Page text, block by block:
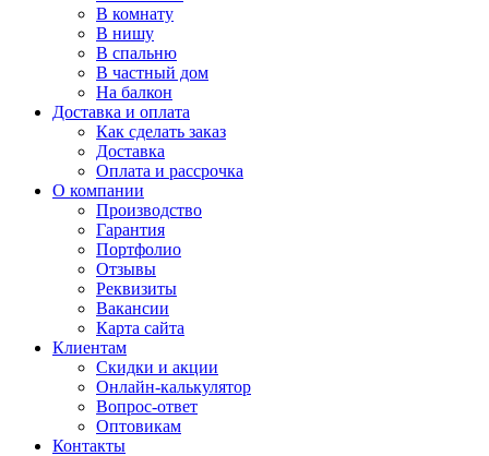
В комнату
В нишу
В спальню
В частный дом
На балкон
Доставка и оплата
Как сделать заказ
Доставка
Оплата и рассрочка
О компании
Производство
Гарантия
Портфолио
Отзывы
Реквизиты
Вакансии
Карта сайта
Клиентам
Скидки и акции
Онлайн-калькулятор
Вопрос-ответ
Оптовикам
Контакты